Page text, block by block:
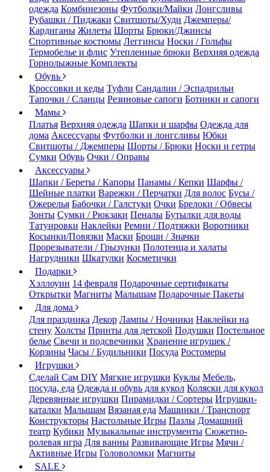
одежда Комбинезоны Футболки/Майки Лонгсливы
Рубашки / Пиджаки Свитшоты/Худи Джемперы/
Кардиганы Жилеты Шорты Брюки/Джинсы
Спортивные костюмы Леггинсы Носки / Гольфы
Термобелье и флис Утепленные брюки Верхняя одежда
Горнолыжные Комплекты
Обувь
Кроссовки и кеды Туфли Сандалии / Эспадрильи
Тапочки / Сланцы Резиновые сапоги Ботинки и сапоги
Мамы
Платья Верхняя одежда Шапки и шарфы Одежда для
дома Аксессуары Футболки и лонгсливы Юбки
Свитшоты / Джемперы Шорты / Брюки Носки и гетры
Сумки Обувь Очки / Оправы
Аксессуары
Шапки / Береты / Капоры Панамы / Кепки Шарфы /
Шейные платки Варежки / Перчатки Для волос Бусы /
Ожерелья Бабочки / Галстуки Очки Брелоки / Обвесы
Зонты Сумки / Рюкзаки Пеналы Бутылки для воды
Татуировки Наклейки Ремни / Подтяжки Воротники
Косынки/Повязки Маски Броши / Значки
Прорезыватели / Грызунки Полотенца и халаты
Нагрудники Шкатулки Косметички
Подарки
Хэллоуин 14 февраля Подарочные сертификаты
Открытки Магниты Малышам Подарочные Пакеты
Для дома
Для праздника Декор Лампы / Ночники Наклейки на
стену Холсты Принты для детской Подушки Постельное
белье Свечи и подсвечники Хранение игрушек /
Корзины Часы / Будильники Посуда Ростомеры
Игрушки
Сделай Сам DIY Мягкие игрушки Куклы Мебель,
посуда, еда Одежда и обувь для кукол Коляски для кукол
Деревянные игрушки Пирамидки / Сортеры Игрушки-
каталки Малышам Вязаная еда Машинки / Транспорт
Конструкторы Настольные Игры Пазлы Домашний
театр Кубики Музыкальные инструменты Сюжетно-
ролевая игра Для ванны Развивающие Игры Мячи /
Активные Игры Головоломки Магниты
SALE